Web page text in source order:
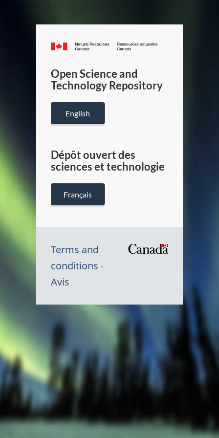
Canada.ca
/
Canada
Open Science and
Technology Repository
English
Dépôt ouvert des
sciences et technologie
Français
Terms and
conditions
Avis
Canada